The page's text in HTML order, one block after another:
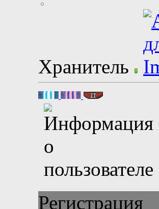
Хранитель
Регистрация